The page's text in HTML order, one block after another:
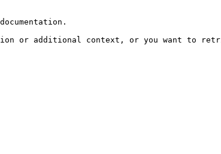
or additional context, or you want to